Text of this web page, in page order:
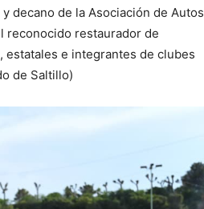
decano de la Asociación de Autos
reconocido restaurador de
estatales e integrantes de clubes
de Saltillo)